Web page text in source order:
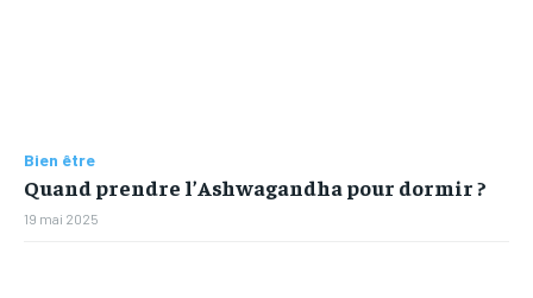
Bien être
Quand prendre l’Ashwagandha pour dormir ?
19 mai 2025